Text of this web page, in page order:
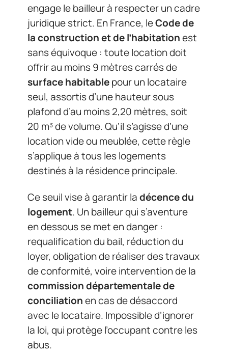
engage le bailleur à respecter un cadre
juridique strict. En France, leCode de
la construction et de l’habitationest
sans équivoque : toute location doit
offrir au moins 9 mètres carrés de
surface habitablepour un locataire
seul, assortis d’une hauteur sous
plafond d’au moins 2,20 mètres, soit
20 m³ de volume. Qu’il s’agisse d’une
location vide ou meublée, cette règle
s’applique à tous les logements
destinés à la résidence principale.
Ce seuil vise à garantir ladécence du
logement. Un bailleur qui s’aventure
en dessous se met en danger :
requalification du bail, réduction du
loyer, obligation de réaliser des travaux
de conformité, voire intervention de la
commission départementale de
conciliationen cas de désaccord
avec le locataire. Impossible d’ignorer
la loi, qui protège l’occupant contre les
abus.